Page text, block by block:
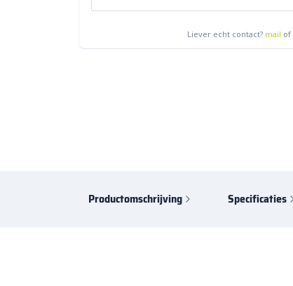
Liever echt contact? mail of
Productomschrijving Specificaties